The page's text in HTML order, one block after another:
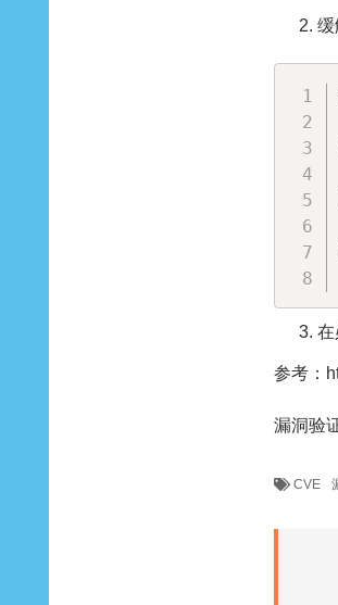
缓
在
参考：
漏洞验
CVE